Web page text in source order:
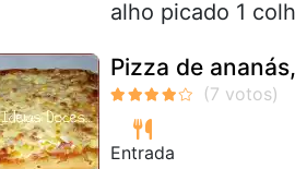
alho picado 1
Pizza de
Entrada